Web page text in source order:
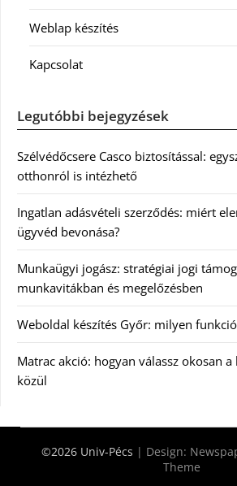
Weblap készítés
Kapcsolat
Legutóbbi bejegyzések
Szélvédőcsere Casco biztosítással:
otthonról is intézhető
Ingatlan adásvételi szerződés: miért
ügyvéd bevonása?
Munkaügyi jogász: stratégiai jogi
munkavitákban és megelőzésben
Weboldal készítés Győr: milyen
Matrac akció: hogyan válassz okosan
közül
©2026 Univ-Pécs | Design:
Theme